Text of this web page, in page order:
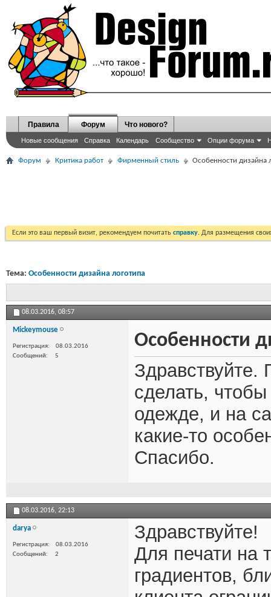
Правила Форум
Новые сообщения Справка Календарь Сообщество Опции форума
Что нового?
Форум Критика работ Фирменный стиль Особенности дизайна
Если это ваш первый визит, рекомендуем почитать справку. Для размещения
Тема: Особенности дизайна логотипа
08.03.2016, 08:57
Mickeymouse
Регистрация
08.03.2016
Сообщений
5
Особенности
Здравствуйте.
сделать,
одежде, и на
какие-то
Спасибо.
08.03.2016, 22:13
darya
Регистрация
08.03.2016
Сообщений
2
Здравствуйте!
Для печати на
градиентов,